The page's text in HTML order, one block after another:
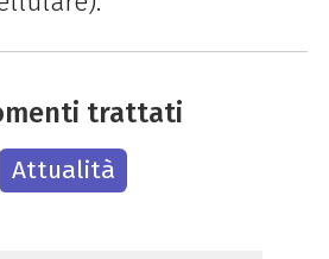
trattati
Attualità